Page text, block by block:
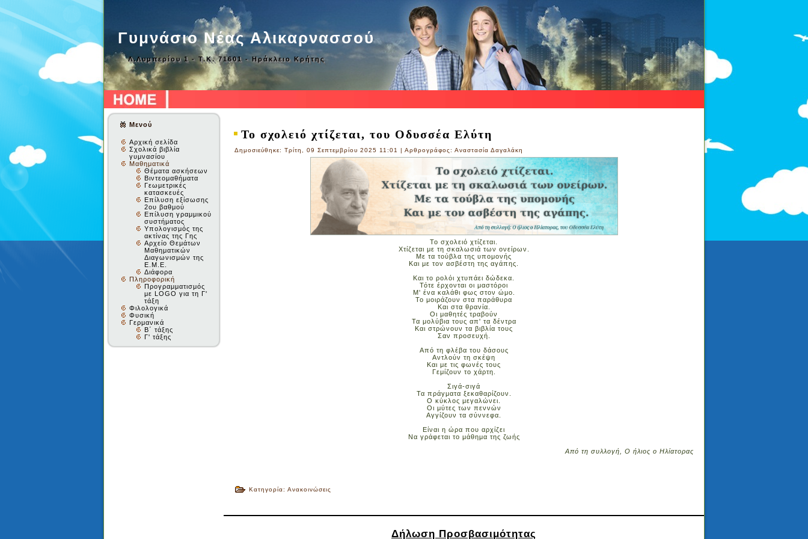
Γυμνάσιο Νέας Αλικαρνασσού
Λ.Λυμπερίου 1 - Τ.Κ. 71601 - Ηράκλειο Κρήτης
Μενού
Αρχική σελίδα
Σχολικά βιβλία
γυμνασίου
Μαθηματικά
Θέματα ασκήσεων
Βιντεομαθήματα
Γεωμετρικές
κατασκευές
Επίλυση εξίσωσης
2ου βαθμού
Επίλυση γραμμικού
συστήματος
Υπολογισμός της
ακτίνας της Γης
Αρχείο Θεμάτων
Μαθηματικών
Διαγωνισμών της
Ε.Μ.Ε.
Διάφορα
Πληροφορική
Προγραμματισμός
με LOGO για τη Γ'
τάξη
Φιλολογικά
Φυσική
Γερμανικά
Β΄ τάξης
Γ' τάξης
Το σχολειό χτίζεται, του Οδυσσέα Ελύτη
Δημοσιεύθηκε: Τρίτη, 09 Σεπτεμβρίου 2025 11:01 | Αρθρογράφος: Αναστασία Δαγαλάκη
Το σχολειό χτίζεται.
Χτίζεται με τη σκαλωσιά των ονείρων.
Με τα τούβλα της υπομονής
Και με τον ασβέστη της αγάπης.
Και το ρολόι χτυπάει δώδεκα.
Τότε έρχονται οι μαστόροι
Μ' ένα καλάθι φως στον ώμο.
Το μοιράζουν στα παράθυρα
Και στα θρανία.
Οι μαθητές τραβούν
Τα μολύβια τους απ' τα δέντρα
Και στρώνουν τα βιβλία τους
Σαν προσευχή.
Από τη φλέβα του δάσους
Αντλούν τη σκέψη
Και με τις φωνές τους
Γεμίζουν το χάρτη.
Σιγά-σιγά
Τα πράγματα ξεκαθαρίζουν.
Ο κύκλος μεγαλώνει.
Οι μύτες των πεννών
Αγγίζουν τα σύννεφα.
Είναι η ώρα που αρχίζει
Να γράφεται το μάθημα της ζωής
Από τη συλλογή, Ο ήλιος ο Ηλίατορας
Κατηγορία: Ανακοινώσεις
Δήλωση Προσβασιμότητας